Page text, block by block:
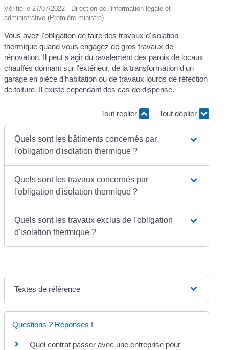
Vérifié le 27/07/2022 - Direction de l'information légale et
administrative (Première ministre)
Vous avez l'obligation de faire des travaux d'isolation
thermique quand vous engagez de gros travaux de
rénovation. Il peut s'agir du ravalement des parois de locaux
chauffés donnant sur l'extérieur, de la transformation d'un
garage en pièce d'habitation ou de travaux lourds de réfection
de toiture. Il existe cependant des cas de dispense.
Tout replier Tout déplier
Quels sont les bâtiments concernés par
l'obligation d'isolation thermique ?
Quels sont les travaux concernés par
l'obligation d'isolation thermique ?
Quels sont les travaux exclus de l'obligation
d'isolation thermique ?
Textes de référence
Questions ? Réponses !
Quel contrat passer avec une entreprise pour